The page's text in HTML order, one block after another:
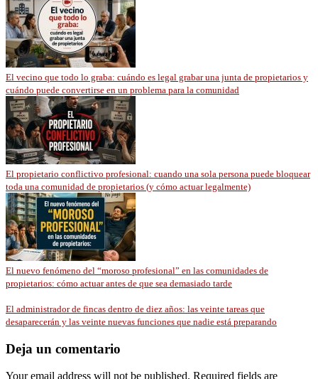
El vecino que todo lo graba: cuándo es legal grabar una junta de propietarios y
cuándo puede convertirse en un problema para la comunidad
El propietario conflictivo profesional: cuando una sola persona puede bloquear
toda una comunidad de propietarios (y cómo actuar legalmente)
El nuevo fenómeno del “moroso profesional” en las comunidades de
propietarios: cómo actuar antes de que sea demasiado tarde
El administrador de fincas dentro de diez años: las veinte tareas que
desaparecerán y las veinte nuevas funciones que nadie está preparando
Deja un comentario
Your email address will not be published. Required fields are